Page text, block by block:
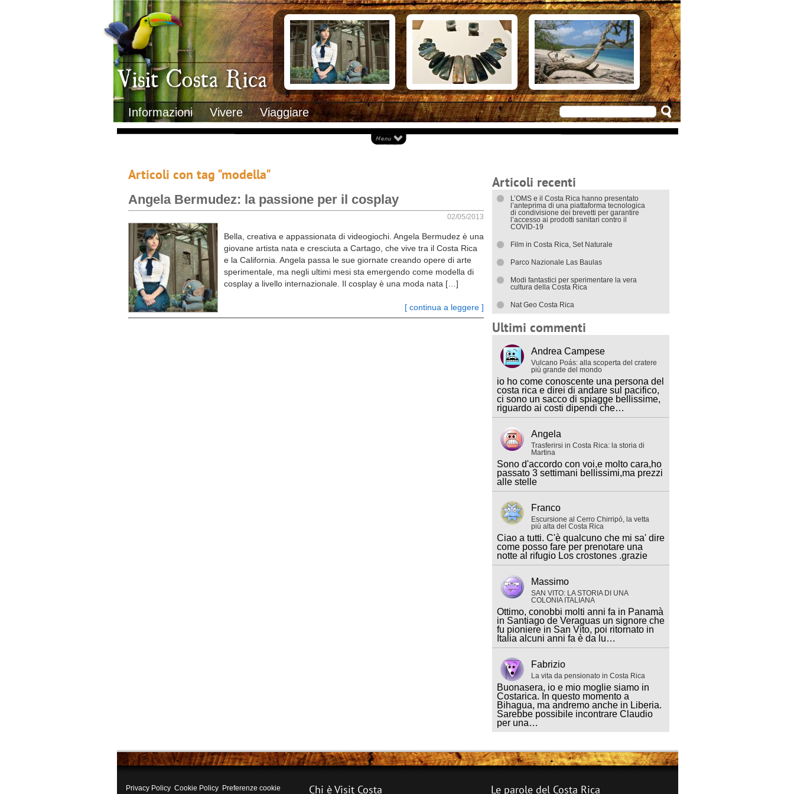
Visit Costa Rica
Informazioni Vivere Viaggiare
Clima
Geografia
Informazioni Geografiche
Letteratura e cultura
Gastronomia
Lo sapevi che
Musica
Natura
Storia
Trasporti Interni
Documenti necessari per trasferirsi
Italiani in Costa Rica
L’ambasciata italiana
Opportunità lavorative
Alloggiare in Costarica
Arrivare in Costarica
Cosa vedere
Attrazioni principali
Ecoturismo
Eventi e appuntamenti
Isole
Parchi Nazionali
Spiagge
Documenti di viaggio
I trasporti interni
Articoli con tag "modella"
Angela Bermudez: la passione per il cosplay
02/05/2013
[ continua a leggere ]
Bella, creativa e appassionata di videogiochi. Angela Bermudez è una
giovane artista nata e cresciuta a Cartago, che vive tra il Costa Rica
e la California. Angela passa le sue giornate creando opere di arte
sperimentale, ma negli ultimi mesi sta emergendo come modella di
cosplay a livello internazionale. Il cosplay è una moda nata […]
Articoli recenti
L’OMS e il Costa Rica hanno presentato
l’anteprima di una piattaforma tecnologica
di condivisione dei brevetti per garantire
l’accesso ai prodotti sanitari contro il
COVID-19
Film in Costa Rica, Set Naturale
Parco Nazionale Las Baulas
Modi fantastici per sperimentare la vera
cultura della Costa Rica
Nat Geo Costa Rica
Ultimi commenti
Andrea Campese
Vulcano Poás: alla scoperta del cratere
più grande del mondo
io ho come conoscente una persona del
costa rica e direi di andare sul pacifico,
ci sono un sacco di spiagge bellissime,
riguardo ai costi dipendi che…
Angela
Trasferirsi in Costa Rica: la storia di
Martina
Sono d'accordo con voi,e molto cara,ho
passato 3 settimani bellissimi,ma prezzi
alle stelle
Franco
Escursione al Cerro Chirripó, la vetta
più alta del Costa Rica
Ciao a tutti. C'è qualcuno che mi sa' dire
come posso fare per prenotare una
notte al rifugio Los crostones .grazie
Massimo
SAN VITO: LA STORIA DI UNA
COLONIA ITALIANA
Ottimo, conobbi molti anni fa in Panamà
in Santiago de Veraguas un signore che
fu pioniere in San Vito, poi ritornato in
Italia alcuni anni fa è da lu…
Fabrizio
La vita da pensionato in Costa Rica
Buonasera, io e mio moglie siamo in
Costarica. In questo momento a
Bihagua, ma andremo anche in Liberia.
Sarebbe possibile incontrare Claudio
per una…
Privacy Policy Cookie Policy Preferenze cookie Chi è Visit Costa Le parole del Costa Rica